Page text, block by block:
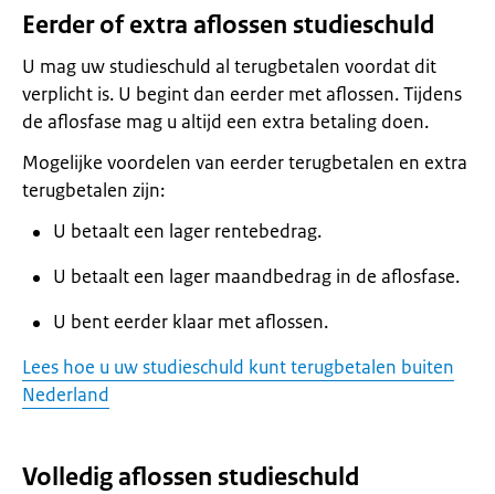
Eerder of extra aflossen studieschuld
U mag uw studieschuld al terugbetalen voordat dit
verplicht is. U begint dan eerder met aflossen. Tijdens
de aflosfase mag u altijd een extra betaling doen.
Mogelijke voordelen van eerder terugbetalen en extra
terugbetalen zijn:
U betaalt een lager rentebedrag.
U betaalt een lager maandbedrag in de aflosfase.
U bent eerder klaar met aflossen.
Lees hoe u uw studieschuld kunt terugbetalen buiten
Nederland
Volledig aflossen studieschuld